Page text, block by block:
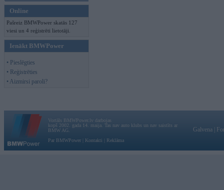
Online
Pašreiz BMWPower skatās 127
viesi un 4 reģistrēti lietotāji.
Ienākt BMWPower
• Pieslēgties
• Reģistrēties
• Aizmirsi paroli?
Vortāls BMWPower.lv darbojas
kopš 2002. gada 14. maija. Tas nav auto klubs un nav saistīts ar
BMW AG.
Par BMWPower
Kontakti Reklāma
Galvena